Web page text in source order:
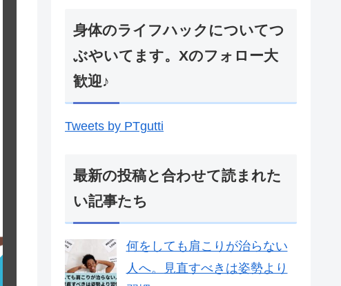
身体のライフハックについてつ
ぶやいてます。Xのフォロー大
歓迎♪
Tweets by PTgutti
最新の投稿と合わせて読まれた
い記事たち
何をしても肩こりが治らない
人へ。見直すべきは姿勢より